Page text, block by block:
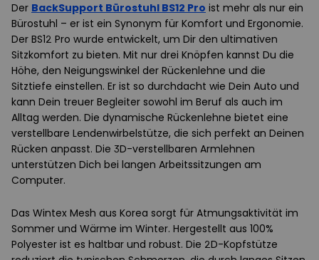
Der BackSupport Bürostuhl BS12 Pro ist mehr als nur ein
Bürostuhl – er ist ein Synonym für Komfort und Ergonomie.
Der BS12 Pro wurde entwickelt, um Dir den ultimativen
Sitzkomfort zu bieten. Mit nur drei Knöpfen kannst Du die
Höhe, den Neigungswinkel der Rückenlehne und die
Sitztiefe einstellen. Er ist so durchdacht wie Dein Auto und
kann Dein treuer Begleiter sowohl im Beruf als auch im
Alltag werden. Die dynamische Rückenlehne bietet eine
verstellbare Lendenwirbelstütze, die sich perfekt an Deinen
Rücken anpasst. Die 3D-verstellbaren Armlehnen
unterstützen Dich bei langen Arbeitssitzungen am
Computer.
Das Wintex Mesh aus Korea sorgt für Atmungsaktivität im
Sommer und Wärme im Winter. Hergestellt aus 100%
Polyester ist es haltbar und robust. Die 2D-Kopfstütze